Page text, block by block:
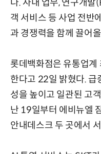
다. 사내 업무, 연구개발
객 서비스 등 사업 전반
과 경쟁력을 함께 끌어
롯데백화점은 유통업계
한다고 22일 밝혔다. 급
성을 높이고 일관된 고
난 19일부터 에비뉴엘
안내데스크 두 곳에서